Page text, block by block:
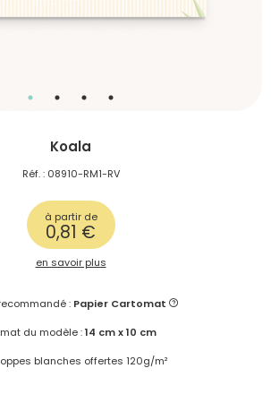
Koala
Réf. : 08910-RM1-RV
à partir de
0,81 €
en savoir plus
:Papier Cartomat
du modèle :14 cm x 10 cm
blanches offertes 120g/m²